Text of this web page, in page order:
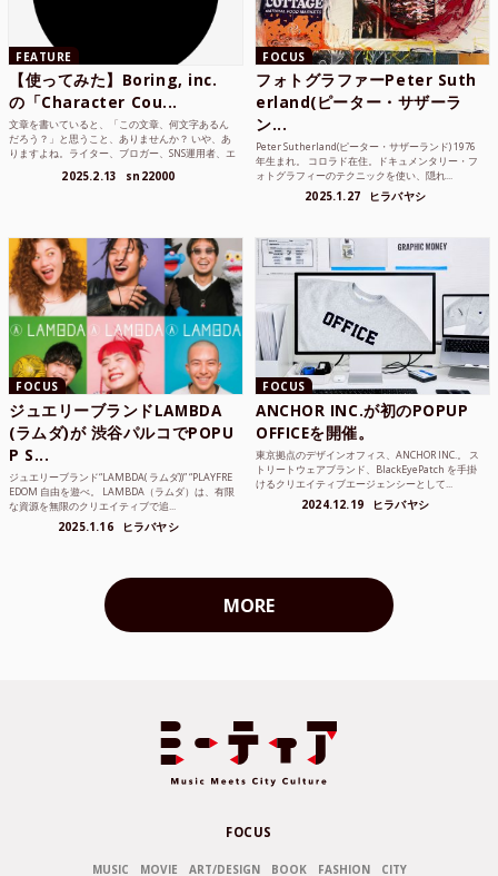
FEATURE
【使ってみた】Boring, inc.
の「Character Cou...
文章を書いていると、「この文章、何文字あるん
だろう？」と思うこと、ありませんか？ いや、あ
りますよね。ライター、ブロガー、SNS運用者、エ
2025.2.13 sn22000
FOCUS
フォトグラファーPeter Suth
erland(ピーター・サザーラ
ン...
Peter Sutherland(ピーター・サザーランド) 1976
年生まれ。 コロラド在住。ドキュメンタリー・フ
ォトグラフィーのテクニックを使い、隠れ...
2025.1.27 ヒラバヤシ
FOCUS
ジュエリーブランドLAMBDA
(ラムダ)が 渋谷パルコでPOPU
P S...
ジュエリーブランド“LAMBDA( ラムダ))” “PLAYFRE
EDOM 自由を遊べ。 LAMBDA（ラムダ）は、有限
な資源を無限のクリエイティブで追...
2025.1.16 ヒラバヤシ
FOCUS
ANCHOR INC.が初のPOPUP
OFFICEを開催。
東京拠点のデザインオフィス、ANCHOR INC.。 ス
トリートウェアブランド、BlackEyePatch を手掛
けるクリエイティブエージェンシーとして...
2024.12.19 ヒラバヤシ
MORE
FOCUS
MUSIC MOVIE ART/DESIGN BOOK FASHION CITY